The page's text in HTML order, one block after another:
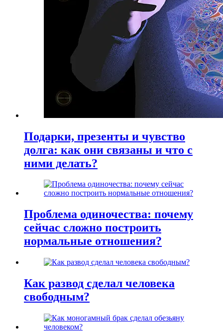
Подарки, презенты и чувство
долга: как они связаны и что с
ними делать?
Проблема одиночества: почему
сейчас сложно построить
нормальные отношения?
Как развод сделал человека
свободным?